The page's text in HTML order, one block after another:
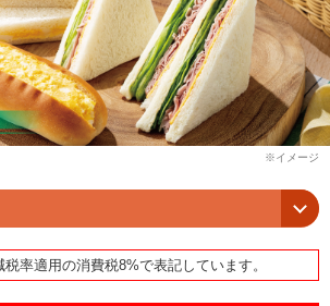
取組み
ること
きることトップ
ップ率適用の消費税8%で表記しています。